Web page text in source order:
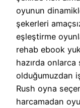
oyunun
şekerleri
eşleştirme
rehab ebook
hazırda
olduğumuzdan
Rush oyna
harcamadan